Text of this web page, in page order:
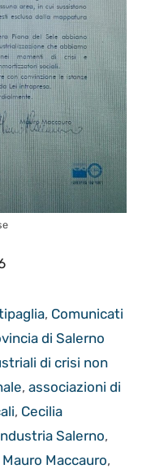
, Comunicati
di Salerno
di crisi non
, associazioni di
, Cecilia
Salerno,
Mauro Maccauro,